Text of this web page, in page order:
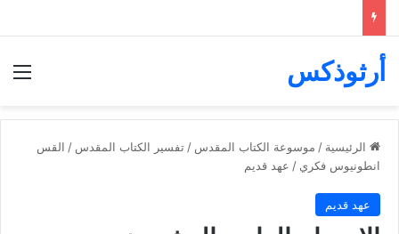
أرثوذكس
الرئيسية / موسوعة الكتاب المقدس / تفسير الكتاب المقدس / القس
انطونيوس فكري / عهد قديم
عهد قديم